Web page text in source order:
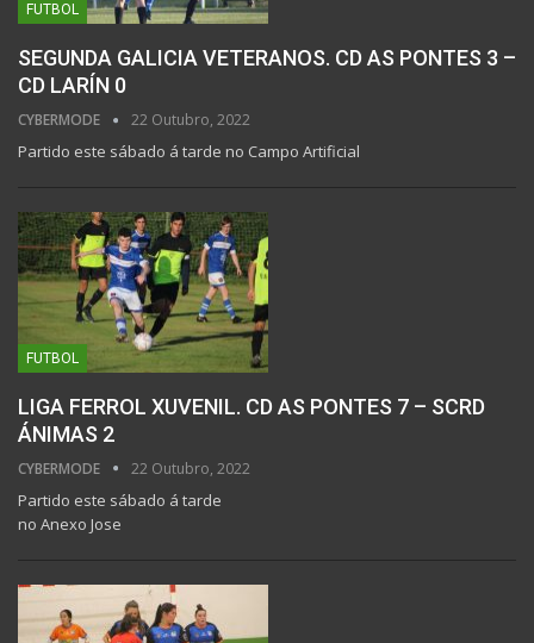
FUTBOL
SEGUNDA GALICIA VETERANOS. CD AS PONTES 3 –
CD LARÍN 0
CYBERMODE 22 Outubro, 2022
Partido este sábado á tarde no Campo Artificial
FUTBOL
LIGA FERROL XUVENIL. CD AS PONTES 7 – SCRD
ÁNIMAS 2
CYBERMODE 22 Outubro, 2022
Partido este sábado á tarde
no Anexo Jose